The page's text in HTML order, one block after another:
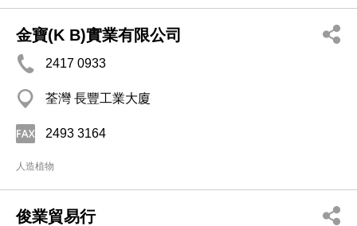
金寶(K B)實業有限公司
2417 0933
荃灣 長豐工業大廈
2493 3164
人造植物
俊業貿易行